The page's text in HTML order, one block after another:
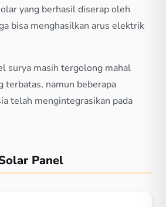
yang berhasil diserap oleh
bisa menghasilkan arus elektrik
surya masih tergolong mahal
terbatas, namun beberapa
telah mengintegrasikan pada
Panel